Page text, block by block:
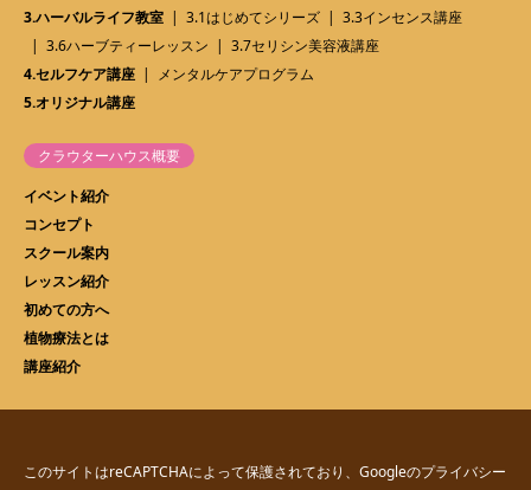
3.ハーバルライフ教室
3.1はじめてシリーズ
3.3インセンス講座
3.6ハーブティーレッスン
3.7セリシン美容液講座
4.セルフケア講座
メンタルケアプログラム
5.オリジナル講座
クラウターハウス概要
イベント紹介
コンセプト
スクール案内
レッスン紹介
初めての方へ
植物療法とは
講座紹介
このサイトはreCAPTCHAによって保護されており、Googleのプライバシー